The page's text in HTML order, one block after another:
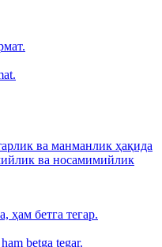
ва манманлик ҳақида
ва носамимийлик
ҳам бетга тегар.
betga tegar.